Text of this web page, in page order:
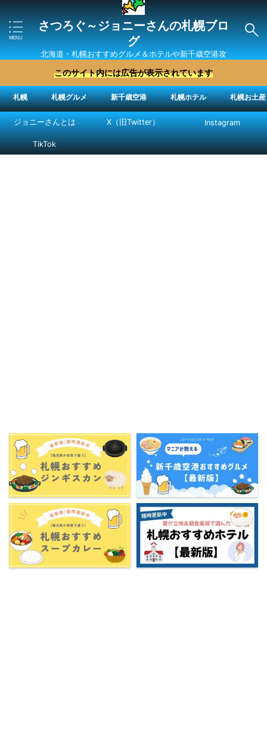
さつろぐ～ジョニーさんの札幌ブロ
グ
北海道・札幌おすすめグルメ＆ホテルや新千歳空港攻
略法を紹介 ″ジョニーさん“で検索
このサイト内には広告が表示されています
札幌 札幌グルメ 新千歳空港 札幌ホテル 札幌お土産
ジョニーさんとは X（旧Twitter） Instagram
TikTok